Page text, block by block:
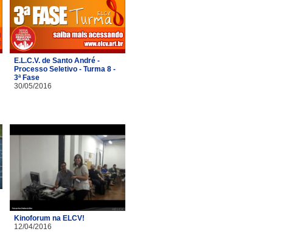
E.L.C.V. de Santo André -
Processo Seletivo - Turma 8 -
3ª Fase
30/05/2016
Kinoforum na ELCV!
12/04/2016